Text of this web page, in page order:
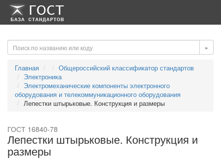
-->-->
»
Главная
Общероссийский классификатор стандартов
Электроника
Электромеханические компоненты электронного
оборудования и телекоммуникационного оборудования
Лепестки штырьковые. Конструкция и размеры
ГОСТ 16840-78
Лепестки штырьковые. Конструкция и
размеры